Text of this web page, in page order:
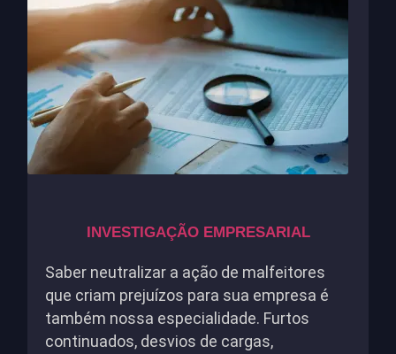
INVESTIGAÇÃO EMPRESARIAL
Saber neutralizar a ação de malfeitores
que criam prejuízos para sua empresa é
também nossa especialidade. Furtos
continuados, desvios de cargas,